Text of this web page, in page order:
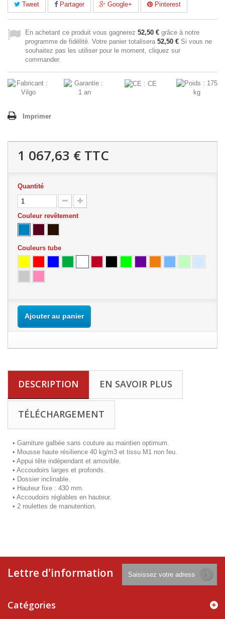
Tweet Partager Google+ Pinterest
En achetant ce produit vous gagnerez 52,50 € grâce à notre
programme de fidélité. Votre panier totalisera 52,50 € Si vous ne
souhaitez pas les utiliser pour le moment, cliquez sur
commander.
Imprimer
1 067,63 € TTC
Quantité
Couleur revêtement
Couleurs tube
Ajouter au panier
DESCRIPTION EN SAVOIR PLUS
TÉLÉCHARGEMENT
• Garniture galbée sans couture au maintien optimum.
• Mousse haute résilience 40 kg/m3 et tissu M1 non feu.
• Appui tête indépendant et amovible.
• Accoudoirs larges et profonds.
• Dossier inclinable.
• Hauteur fixe : 430 mm.
• Accoudoirs réglables en hauteur.
• 2 roulettes de manutention.
Lettre d'information
Catégories